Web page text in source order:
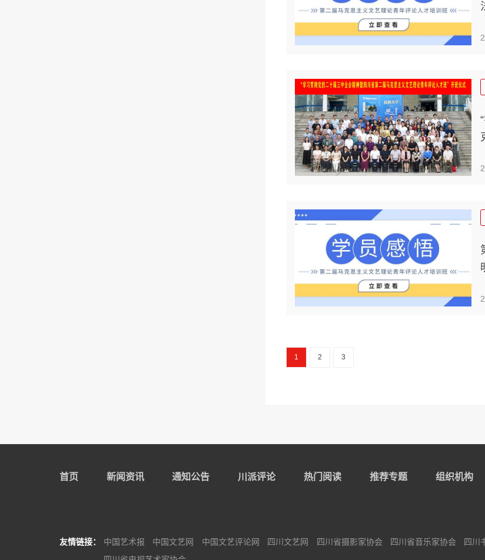
1 2 3
首页 新闻资讯 通知公告 川派评论 热门阅读 推荐专题 组织机构
友情链接： 中国艺术报 中国文艺网 中国文艺评论网 四川文艺网 四川省摄影家协会 四川省音乐家协会 四川